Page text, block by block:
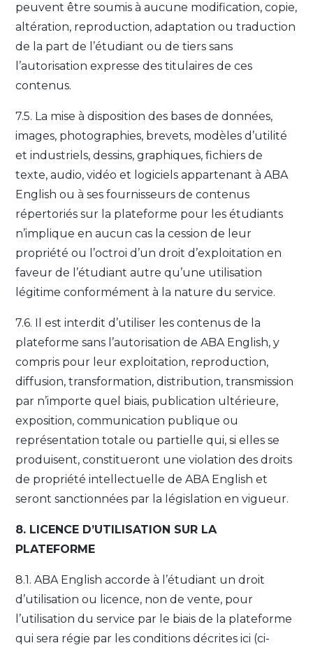
peuvent être soumis à aucune modification, copie,
altération, reproduction, adaptation ou traduction
de la part de l’étudiant ou de tiers sans
l’autorisation expresse des titulaires de ces
contenus.
7.5. La mise à disposition des bases de données,
images, photographies, brevets, modèles d’utilité
et industriels, dessins, graphiques, fichiers de
texte, audio, vidéo et logiciels appartenant à ABA
English ou à ses fournisseurs de contenus
répertoriés sur la plateforme pour les étudiants
n’implique en aucun cas la cession de leur
propriété ou l’octroi d’un droit d’exploitation en
faveur de l’étudiant autre qu’une utilisation
légitime conformément à la nature du service.
7.6. Il est interdit d’utiliser les contenus de la
plateforme sans l’autorisation de ABA English, y
compris pour leur exploitation, reproduction,
diffusion, transformation, distribution, transmission
par n’importe quel biais, publication ultérieure,
exposition, communication publique ou
représentation totale ou partielle qui, si elles se
produisent, constitueront une violation des droits
de propriété intellectuelle de ABA English et
seront sanctionnées par la législation en vigueur.
8. LICENCE D’UTILISATION SUR LA
PLATEFORME
8.1. ABA English accorde à l’étudiant un droit
d’utilisation ou licence, non de vente, pour
l’utilisation du service par le biais de la plateforme
qui sera régie par les conditions décrites ici (ci-